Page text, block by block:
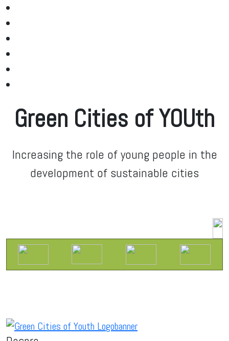
Green Cities of YOUth
Increasing the role of young people in the
development of sustainable cities